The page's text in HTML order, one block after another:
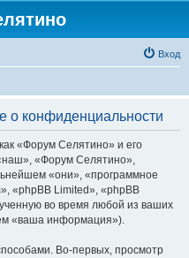
Вход
о конфиденциальности
«Форум Селятино» и его
«Форум Селятино»,
«они», «программное
«phpBB Limited», «phpBB
во время любой из ваших
«ваша информация»).
Во-первых, просмотр